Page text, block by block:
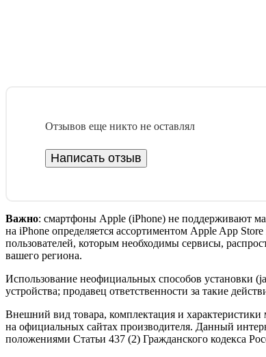
Отзывов еще никто не оставлял
Написать отзыв
Важно: смартфоны Apple (iPhone) не поддерживают
на iPhone определяется ассортиментом Apple App
пользователей, которым необходимы сервисы,
вашего региона.
Использование неофициальных способов установки
устройства; продавец ответственности за такие
Внешний вид товара, комплектация и характеристики
на официальных сайтах производителя. Данный
положениями Статьи 437 (2) Гражданского кодекса